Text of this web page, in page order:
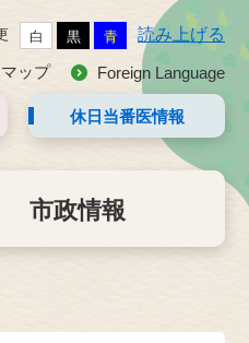
白 黒 青 読み上げる
ップ Foreign Language
休日当番医情報
市政情報